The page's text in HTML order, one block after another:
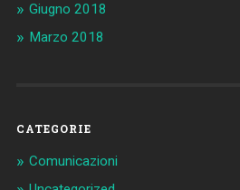
Giugno 2018
Marzo 2018
CATEGORIE
Comunicazioni